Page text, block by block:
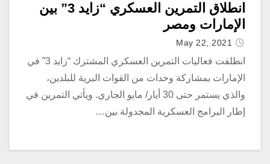
انطلاق التمرين العسكري “زايد 3” بين
الإمارات ومصر
May 22, 2021
انطلقت فعاليات التمرين العسكري المشترك “زايد 3” في
الإمارات بمشاركة وحدات من القوات البرية للبلدين،
والذي يستمر حتى 30 أيار/ مايو الجاري. ويأتي التمرين في
إطار البرامج العسكرية المجدولة بين…